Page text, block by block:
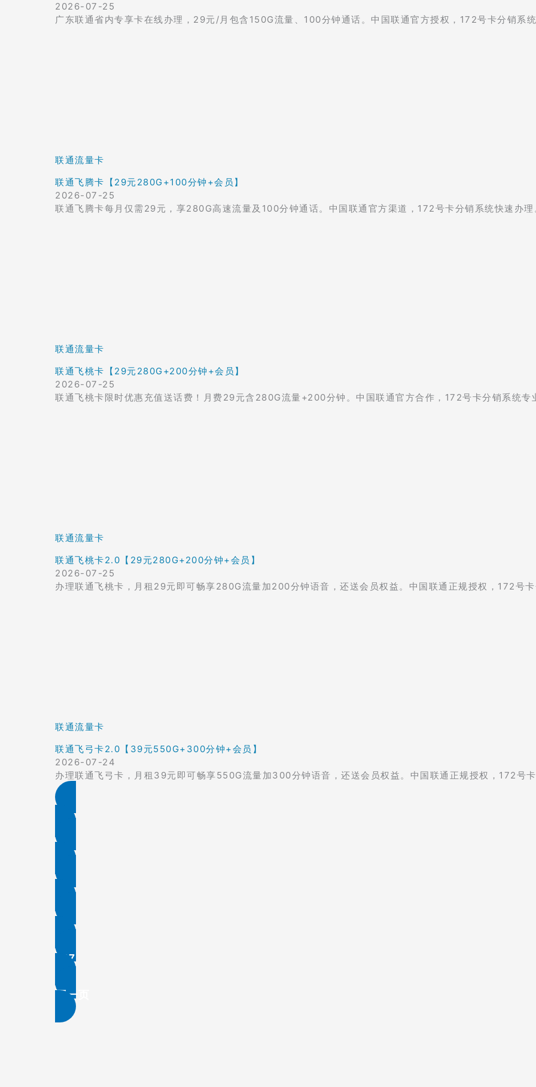
2026-07-25
广东联通省内专享卡在线办理，29元/月包含150G流量、100分钟通话。中国联通官方授权，172号卡分销系
联通流量卡
联通飞腾卡【29元280G+100分钟+会员】
2026-07-25
联通飞腾卡每月仅需29元，享280G高速流量及100分钟通话。中国联通官方渠道，172号卡分销系统快速办理
联通流量卡
联通飞桃卡【29元280G+200分钟+会员】
2026-07-25
联通飞桃卡限时优惠充值送话费！月费29元含280G流量+200分钟。中国联通官方合作，172号卡分销系统专
联通流量卡
联通飞桃卡2.0【29元280G+200分钟+会员】
2026-07-25
办理联通飞桃卡，月租29元即可畅享280G流量加200分钟语音，还送会员权益。中国联通正规授权，172号
联通流量卡
联通飞弓卡2.0【39元550G+300分钟+会员】
2026-07-24
办理联通飞弓卡，月租39元即可畅享550G流量加300分钟语音，还送会员权益。中国联通正规授权，172号
107
下一页